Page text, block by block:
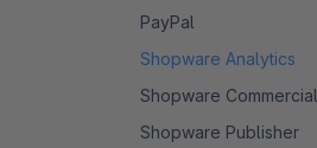
PayPal
Shopware Analytics
Shopware Commercial
Shopware Publisher